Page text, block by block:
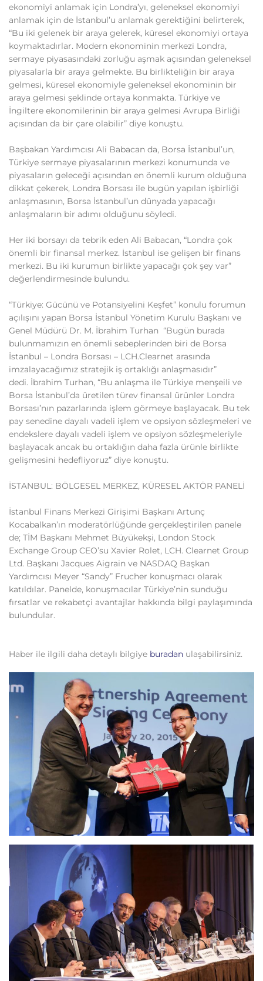
ekonomiyi anlamak için Londra’yı, geleneksel ekonomiyi
anlamak için de İstanbul’u anlamak gerektiğini belirterek,
“Bu iki gelenek bir araya gelerek, küresel ekonomiyi ortaya
koymaktadırlar. Modern ekonominin merkezi Londra,
sermaye piyasasındaki zorluğu aşmak açısından geleneksel
piyasalarla bir araya gelmekte. Bu birlikteliğin bir araya
gelmesi, küresel ekonomiyle geleneksel ekonominin bir
araya gelmesi şeklinde ortaya konmakta. Türkiye ve
İngiltere ekonomilerinin bir araya gelmesi Avrupa Birliği
açısından da bir çare olabilir” diye konuştu.
Başbakan Yardımcısı Ali Babacan da, Borsa İstanbul’un,
Türkiye sermaye piyasalarının merkezi konumunda ve
piyasaların geleceği açısından en önemli kurum olduğuna
dikkat çekerek, Londra Borsası ile bugün yapılan işbirliği
anlaşmasının, Borsa İstanbul’un dünyada yapacağı
anlaşmaların bir adımı olduğunu söyledi.
Her iki borsayı da tebrik eden Ali Babacan, “Londra çok
önemli bir finansal merkez. İstanbul ise gelişen bir finans
merkezi. Bu iki kurumun birlikte yapacağı çok şey var”
değerlendirmesinde bulundu.
“Türkiye: Gücünü ve Potansiyelini Keşfet” konulu forumun
açılışını yapan Borsa İstanbul Yönetim Kurulu Başkanı ve
Genel Müdürü Dr. M. İbrahim Turhan “Bugün burada
bulunmamızın en önemli sebeplerinden biri de Borsa
İstanbul – Londra Borsası – LCH.Clearnet arasında
imzalayacağımız stratejik iş ortaklığı anlaşmasıdır”
dedi. İbrahim Turhan, “Bu anlaşma ile Türkiye menşeili ve
Borsa İstanbul’da üretilen türev finansal ürünler Londra
Borsası’nın pazarlarında işlem görmeye başlayacak. Bu tek
pay senedine dayalı vadeli işlem ve opsiyon sözleşmeleri ve
endekslere dayalı vadeli işlem ve opsiyon sözleşmeleriyle
başlayacak ancak bu ortaklığın daha fazla ürünle birlikte
gelişmesini hedefliyoruz” diye konuştu.
İSTANBUL: BÖLGESEL MERKEZ, KÜRESEL AKTÖR PANELİ
İstanbul Finans Merkezi Girişimi Başkanı Artunç
Kocabalkan’ın moderatörlüğünde gerçekleştirilen panele
de; TİM Başkanı Mehmet Büyükekşi, London Stock
Exchange Group CEO’su Xavier Rolet, LCH. Clearnet Group
Ltd. Başkanı Jacques Aigrain ve NASDAQ Başkan
Yardımcısı Meyer “Sandy” Frucher konuşmacı olarak
katıldılar. Panelde, konuşmacılar Türkiye’nin sunduğu
fırsatlar ve rekabetçi avantajlar hakkında bilgi paylaşımında
bulundular.
Haber ile ilgili daha detaylı bilgiye buradan ulaşabilirsiniz.